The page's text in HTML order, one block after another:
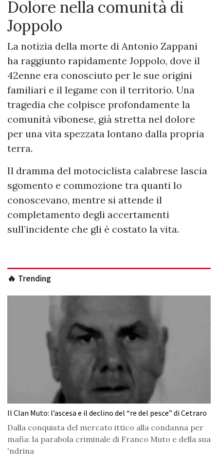
Dolore nella comunità di
Joppolo
La notizia della morte di Antonio Zappani
ha raggiunto rapidamente Joppolo, dove il
42enne era conosciuto per le sue origini
familiari e il legame con il territorio. Una
tragedia che colpisce profondamente la
comunità vibonese, già stretta nel dolore
per una vita spezzata lontano dalla propria
terra.
Il dramma del motociclista calabrese lascia
sgomento e commozione tra quanti lo
conoscevano, mentre si attende il
completamento degli accertamenti
sull’incidente che gli è costato la vita.
🔥 Trending
Il Clan Muto: l’ascesa e il declino del “re del pesce” di Cetraro
Dalla conquista del mercato ittico alla condanna per
mafia: la parabola criminale di Franco Muto e della sua
'ndrina